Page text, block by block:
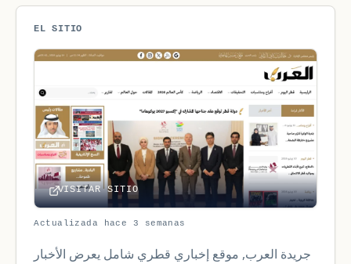
EL SITIO
VISITAR SITIO
Actualizada hace 3 semanas
جريدة العرب, موقع إخباري قطري شامل يعرض الأخبار